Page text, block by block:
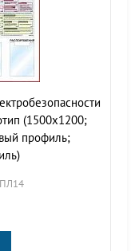
(1500х1200;
профиль;